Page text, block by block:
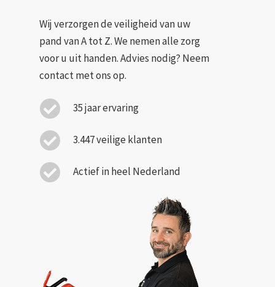
Wij verzorgen de veiligheid van uw
pand van A tot Z. We nemen alle zorg
voor u uit handen. Advies nodig? Neem
contact met ons op.
35 jaar ervaring
3.447 veilige klanten
Actief in heel Nederland